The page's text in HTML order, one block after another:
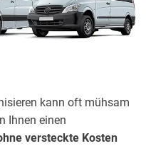
kann oft mühsam
Ihnen einen
versteckte Kosten